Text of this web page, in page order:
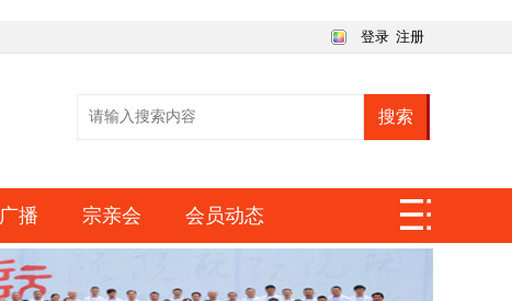
登录 注册
搜索
广播 宗亲会 会员动态